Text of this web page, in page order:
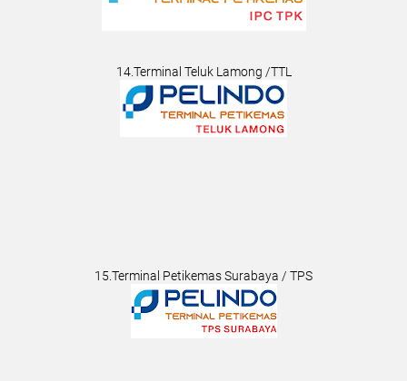
14.Terminal Teluk Lamong /TTL
15.Terminal Petikemas Surabaya / TPS